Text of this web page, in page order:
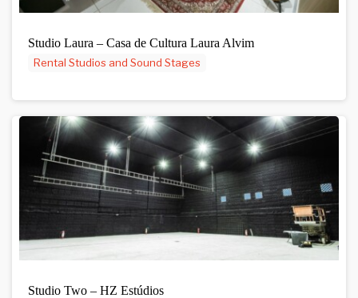
Studio Laura – Casa de Cultura Laura Alvim
Rental Studios and Sound Stages
Studio Two – HZ Estúdios